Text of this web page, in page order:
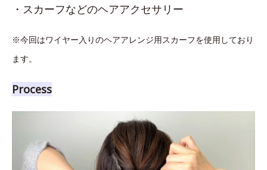
・スカーフなどのヘアアクセサリー
※今回はワイヤー入りのヘアアレンジ用スカーフを使用しており
ます。
Process